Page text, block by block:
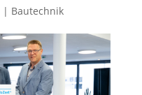
| Bautechnik